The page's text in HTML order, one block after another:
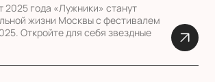
2025 года «Лужники» станут
жизни Москвы с фестивалем
Откройте для себя звездные